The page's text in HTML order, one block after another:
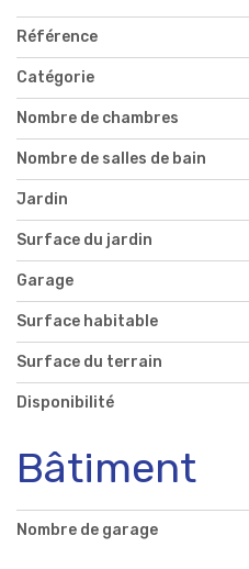
Référence
Catégorie
Nombre de chambres
Nombre de salles de bain
Jardin
Surface du jardin
Garage
Surface habitable
Surface du terrain
Disponibilité
Bâtiment
Nombre de garage